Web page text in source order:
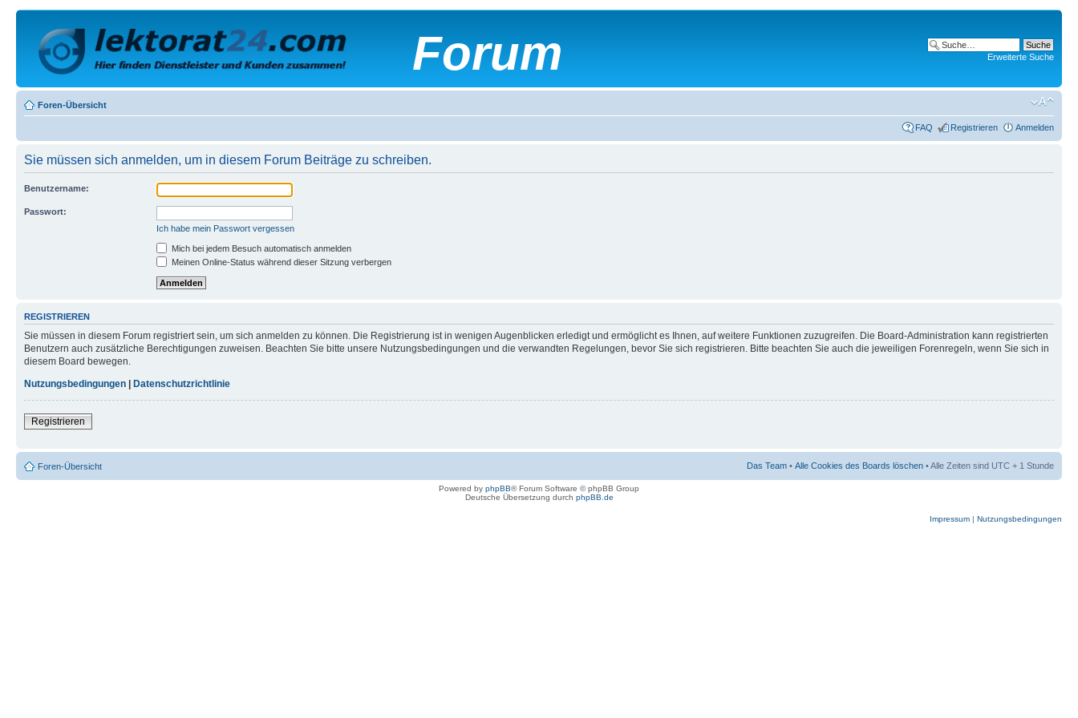
Forum Erweiterte Suche
Foren-Übersicht
FAQ Registrieren Anmelden
Sie müssen sich anmelden, um in diesem Forum Beiträge zu schreiben.
Benutzername:
Passwort:
Ich habe mein Passwort vergessen
Mich bei jedem Besuch automatisch anmelden
Meinen Online-Status während dieser Sitzung verbergen
REGISTRIEREN
Sie müssen in diesem Forum registriert sein, um sich anmelden zu können. Die Registrierung ist in wenigen Augenblicken erledigt und ermöglicht es Ihnen, auf weitere Funktionen zuzugreifen. Die Board-Administration kann registrierten
Benutzern auch zusätzliche Berechtigungen zuweisen. Beachten Sie bitte unsere Nutzungsbedingungen und die verwandten Regelungen, bevor Sie sich registrieren. Bitte beachten Sie auch die jeweiligen Forenregeln, wenn Sie sich in
diesem Board bewegen.
Nutzungsbedingungen | Datenschutzrichtlinie
Registrieren
Foren-Übersicht Das Team • Alle Cookies des Boards löschen • Alle Zeiten sind UTC + 1 Stunde
Powered by phpBB® Forum Software © phpBB Group
Deutsche Übersetzung durch phpBB.de
Impressum | Nutzungsbedingungen